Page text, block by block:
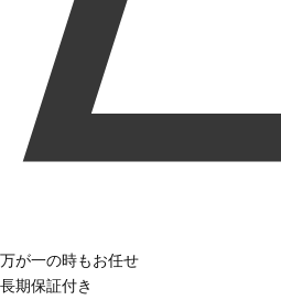
万が一の時もお任せ
長期保証付き